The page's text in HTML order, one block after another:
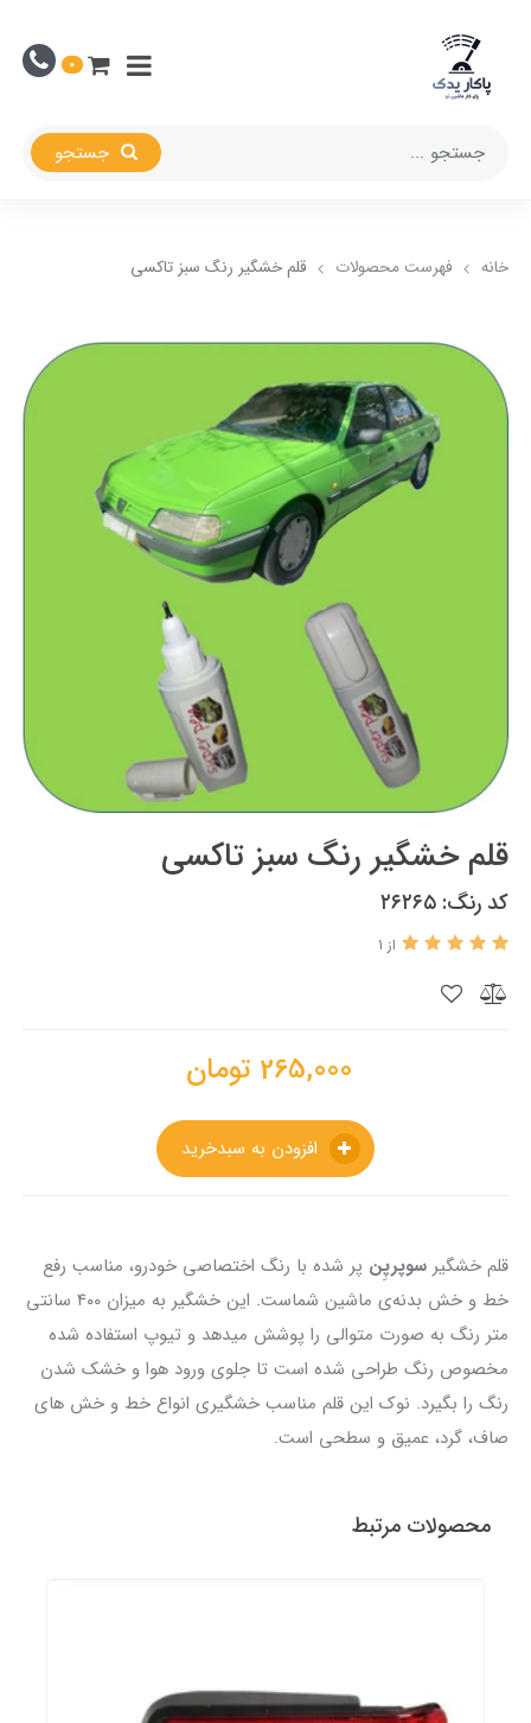
0
خانه فهرست محصولات قلم خشگیر رنگ سبز تاکسی
قلم خشگیر رنگ سبز تاکسی
کد رنگ: ۲۶۲۶۵
از 1
265,000 تومان
قلم خشگیر سوپرپِن پر شده با رنگ اختصاصی خودرو، مناسب رفع
خط و خش بدنه‌ی ماشین شماست. این خشگیر به میزان ۴۰۰ سانتی
متر رنگ به صورت متوالی را پوشش میدهد و تیوپ استفاده شده
مخصوص رنگ طراحی شده است تا جلوی ورود هوا و خشک شدن
رنگ را بگیرد. نوک این قلم مناسب خشگیری انواع خط و خش های
صاف، گرد، عمیق و سطحی است.
محصولات مرتبط